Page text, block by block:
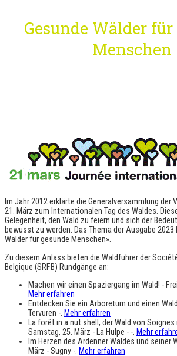
Gesunde Wälder
Menschen
Im Jahr 2012 erklärte die Generalversammlung der
21. März zum Internationalen Tag des Waldes.
Gelegenheit, den Wald zu feiern und sich der
bewusst zu werden. Das Thema der Ausgabe 2023
Wälder für gesunde Menschen».
Zu diesem Anlass bieten die Waldführer der
Belgique (SRFB) Rundgänge an:
Machen wir einen Spaziergang im Wald! -
Mehr erfahren
Entdecken Sie ein Arboretum und einen
Tervuren -. Mehr erfahren
La forêt in a nut shell, der Wald von
Samstag, 25. März - La Hulpe - -. Mehr
Im Herzen des Ardenner Waldes und seiner
März - Sugny -. Mehr erfahren